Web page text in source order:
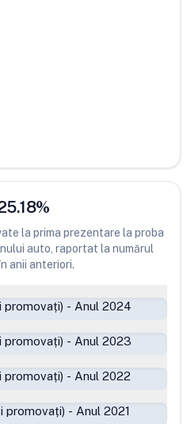
%
la prima prezentare la proba
auto, raportat la numărul
anii anteriori.
promovați) - Anul 2024
promovați) - Anul 2023
promovați) - Anul 2022
promovați) - Anul 2021